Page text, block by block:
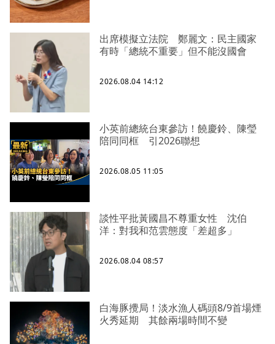
出席模擬立法院 鄭麗文：民主國家
有時「總統不重要」但不能沒國會
2026.08.04 14:12
小英前總統台東參訪！饒慶鈴、陳瑩
陪同同框 引2026聯想
2026.08.05 11:05
談性平批黃國昌不尊重女性 沈伯
洋：對我和范雲態度「差超多」
2026.08.04 08:57
白海豚攪局！淡水漁人碼頭8/9首場煙
火秀延期 其餘兩場時間不變